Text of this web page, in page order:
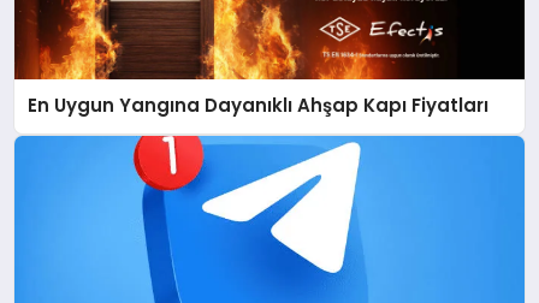
En Uygun Yangına Dayanıklı Ahşap Kapı Fiyatları